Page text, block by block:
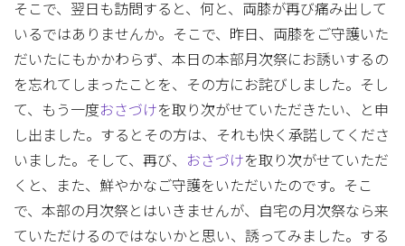
そこで、翌日も訪問すると、何と、両膝が再び痛み出して
いるではありませんか。そこで、昨日、両膝をご守護いた
だいたにもかかわらず、本日の本部月次祭にお誘いするの
を忘れてしまったことを、その方にお詫びしました。そし
て、もう一度おさづけを取り次がせていただきたい、と申
し出ました。するとその方は、それも快く承諾してくださ
いました。そして、再び、
おさづけを取り次がせていただ
くと、また、鮮やかなご守護をいただいたのです。そこ
で、本部の月次祭とはいきませんが、自宅の月次祭なら来
ていただけるのではないかと思い、誘ってみました。する